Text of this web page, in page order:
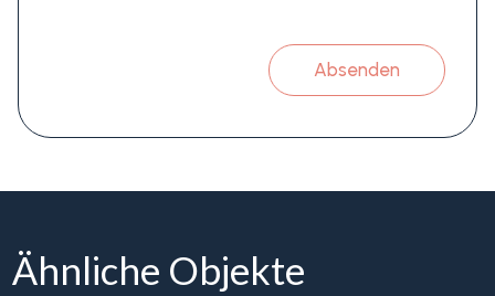
Absenden
Ähnliche Objekte